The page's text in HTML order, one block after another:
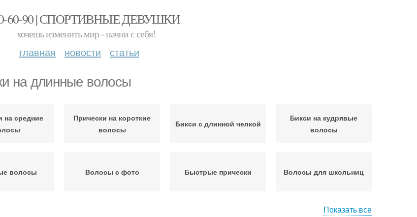
60-90 | СПОРТИВНЫЕ ДЕВУШКИ
хочешь изменить мир - начни с себя!
главная новости статьи
на длинные волосы
на средние
Прически на короткие
волосы
Бикси с длинной челкой
Бикси на кудрявые
волосы
волосы Волосы с фото Быстрые прически Волосы для школьниц
Показать все